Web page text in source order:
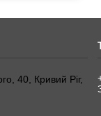
40, Кривий Ріг,